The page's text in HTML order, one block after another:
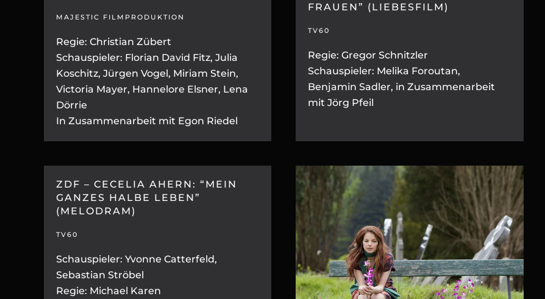
MAJESTIC FILMPRODUKTION
Regie: Christian Zübert
Schauspieler: Florian David Fitz, Julia
Koschitz, Jürgen Vogel, Miriam Stein,
Victoria Mayer, Hannelore Elsner, Lena
Dörrie
In Zusammenarbeit mit Egon Riedel
FRAUEN” (LIEBESFILM)
TV60
Regie: Gregor Schnitzler
Schauspieler: Melika Foroutan,
Benjamin Sadler, in Zusammenarbeit
mit Jörg Pfeil
ZDF – CECELIA AHERN: “MEIN
GANZES HALBE LEBEN”
(MELODRAM)
TV60
Schauspieler: Yvonne Catterfeld,
Sebastian Ströbel
Regie: Michael Karen